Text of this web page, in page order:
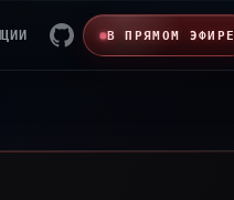
В ПРЯМОМ ЭФИРЕ